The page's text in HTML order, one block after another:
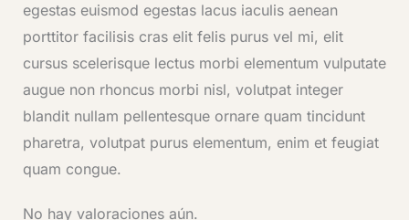
egestas euismod egestas lacus iaculis aenean
porttitor facilisis cras elit felis purus vel mi, elit
cursus scelerisque lectus morbi elementum vulputate
augue non rhoncus morbi nisl, volutpat integer
blandit nullam pellentesque ornare quam tincidunt
pharetra, volutpat purus elementum, enim et feugiat
quam congue.
No hay valoraciones aún.